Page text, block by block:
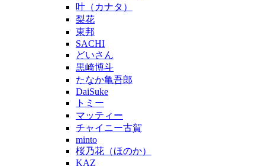
叶（カナタ）
梨花
東邦
SACHI
どいさん
黒崎博斗
たなか亀吾郎
DaiSuke
トミー
マッティー
チャイニー古賀
minto
桜乃花（ほのか）
KAZ